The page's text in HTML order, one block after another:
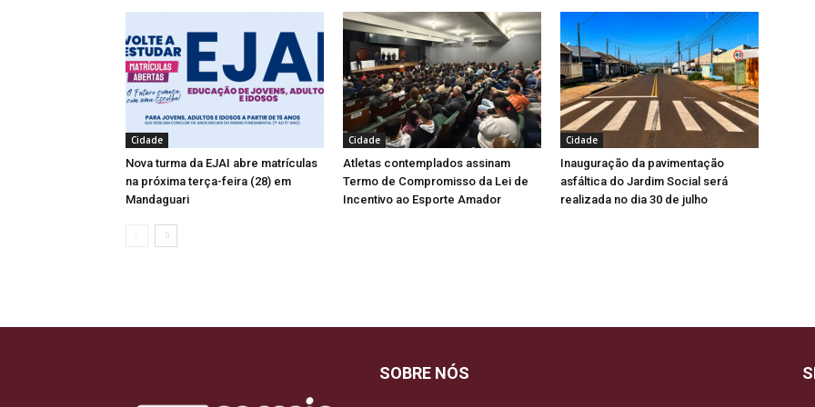
Cidade
Nova turma da EJAI abre matrículas
na próxima terça-feira (28) em
Mandaguari
Cidade
Atletas contemplados assinam
Termo de Compromisso da Lei de
Incentivo ao Esporte Amador
Cidade
Inauguração da pavimentação
asfáltica do Jardim Social será
realizada no dia 30 de julho
SOBRE NÓS